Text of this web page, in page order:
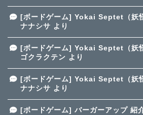
[ボードゲーム] Yokai Septet（妖
ナナシサ より
[ボードゲーム] Yokai Septet（妖
ゴクラクテン より
[ボードゲーム] Yokai Septet（妖
ナナシサ より
[ボードゲーム] バーガーアップ 紹